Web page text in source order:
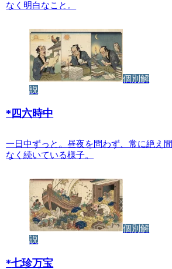
なく明白なこと。
個別解
説
* 四六時中
一日中ずっと。昼夜を問わず、常に絶え間
なく続いている様子。
個別解
説
*七珍万宝